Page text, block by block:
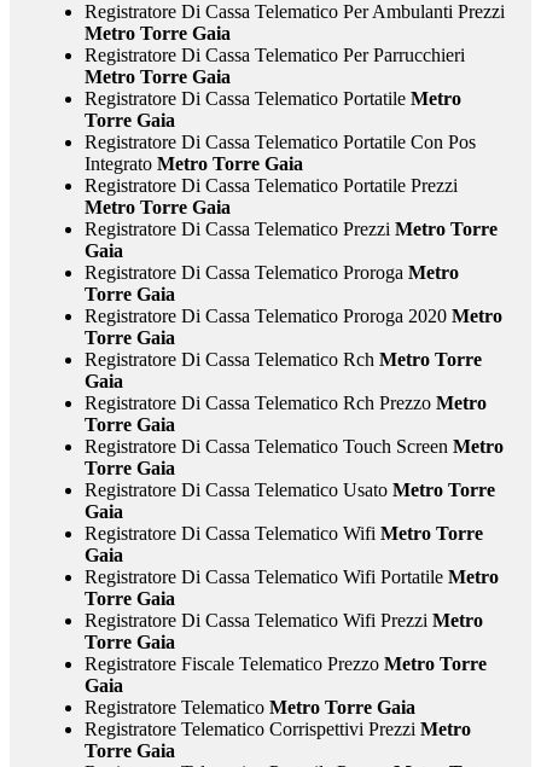
Registratore Di Cassa Telematico Per Ambulanti Prezzi
Metro Torre Gaia
Registratore Di Cassa Telematico Per Parrucchieri
Metro Torre Gaia
Registratore Di Cassa Telematico PortatileMetro
Torre Gaia
Registratore Di Cassa Telematico Portatile Con Pos
IntegratoMetro Torre Gaia
Registratore Di Cassa Telematico Portatile Prezzi
Metro Torre Gaia
Registratore Di Cassa Telematico Prezzi Metro Torre
Gaia
Registratore Di Cassa Telematico Proroga Metro
Torre Gaia
Registratore Di Cassa Telematico Proroga 2020Metro
Torre Gaia
Registratore Di Cassa Telematico Rch Metro Torre
Gaia
Registratore Di Cassa Telematico Rch PrezzoMetro
Torre Gaia
Registratore Di Cassa Telematico Touch Screen Metro
Torre Gaia
Registratore Di Cassa Telematico UsatoMetro Torre
Gaia
Registratore Di Cassa Telematico Wifi Metro Torre
Gaia
Registratore Di Cassa Telematico Wifi PortatileMetro
Torre Gaia
Registratore Di Cassa Telematico Wifi Prezzi Metro
Torre Gaia
Registratore Fiscale Telematico PrezzoMetro Torre
Gaia
Registratore TelematicoMetro Torre Gaia
Registratore Telematico Corrispettivi Prezzi Metro
Torre Gaia